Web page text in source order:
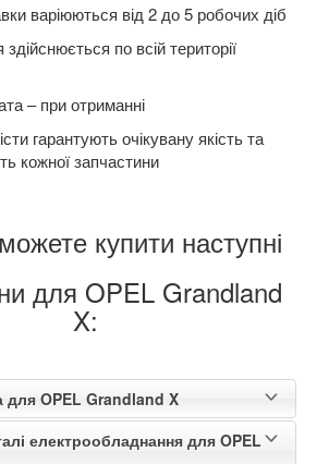
варіюються від 2 до 5 робочих діб
по всій території
– при отриманні
гарантують очікувану якість та
кожної запчастини
купити наступні
для OPEL Grandland
X:
для OPEL Grandland X
електрообладнання для OPEL